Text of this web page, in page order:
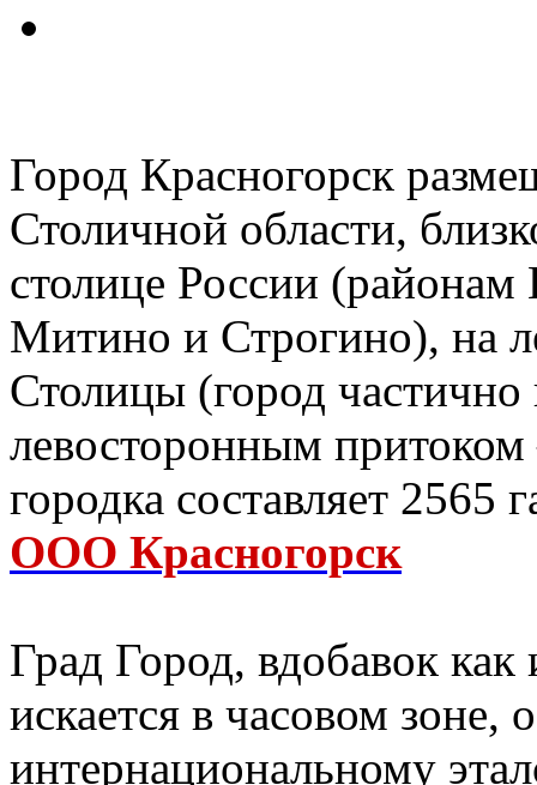
Город Красногорск
Столичной области,
столице России
Митино и Строгино), на
Столицы (город частично
левосторонным
городка составляет 2565
ООО Красногорск
Град Город, вдобавок
искается в часовом зоне,
интернациональному